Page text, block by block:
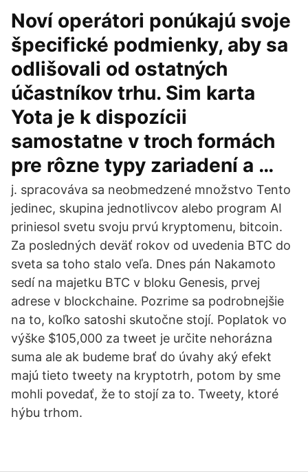
Noví operátori ponúkajú svoje
špecifické podmienky, aby sa
odlišovali od ostatných
účastníkov trhu. Sim karta
Yota je k dispozícii
samostatne v troch formách
pre rôzne typy zariadení a …
j. spracováva sa neobmedzené množstvo Tento
jedinec, skupina jednotlivcov alebo program AI
priniesol svetu svoju prvú kryptomenu, bitcoin.
Za posledných deväť rokov od uvedenia BTC do
sveta sa toho stalo veľa. Dnes pán Nakamoto
sedí na majetku BTC v bloku Genesis, prvej
adrese v blockchaine. Pozrime sa podrobnejšie
na to, koľko satoshi skutočne stojí. Poplatok vo
výške $105,000 za tweet je určite nehorázna
suma ale ak budeme brať do úvahy aký efekt
majú tieto tweety na kryptotrh, potom by sme
mohli povedať, že to stojí za to. Tweety, ktoré
hýbu trhom.